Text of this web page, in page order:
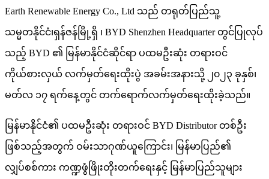
Earth Renewable Energy Co., Ltd သည် တရုတ်ပြည်သူ့
သမ္မတနိုင်ငံ၊ရှန်ဇန်မြို့ရှိ ၊ BYD Shenzhen Headquarter တွင်ပြုလုပ်
သည့် BYD ၏ မြန်မာနိုင်ငံဆိုင်ရာ ပထမဦးဆုံး တရားဝင်
ကိုယ်စားလှယ် လက်မှတ်ရေးထိုးပွဲ အခမ်းအနားသို့ ၂၀၂၃ ခုနှစ်၊
မတ်လ ၁၇ ရက်နေ့တွင် တက်ရောက်လက်မှတ်ရေးထိုးခဲ့သည်။
မြန်မာနိုင်ငံ၏ ပထမဦးဆုံး တရားဝင် BYD Distributor တစ်ဦး
ဖြစ်သည့်အတွက် ဝမ်းသာဂုဏ်ယူကြောင်း၊ မြန်မာပြည်၏
လျှပ်စစ်ကား ကဏ္ဍဖွံဖြိုးတိုးတက်ရေးနှင့် မြန်မာပြည်သူများ